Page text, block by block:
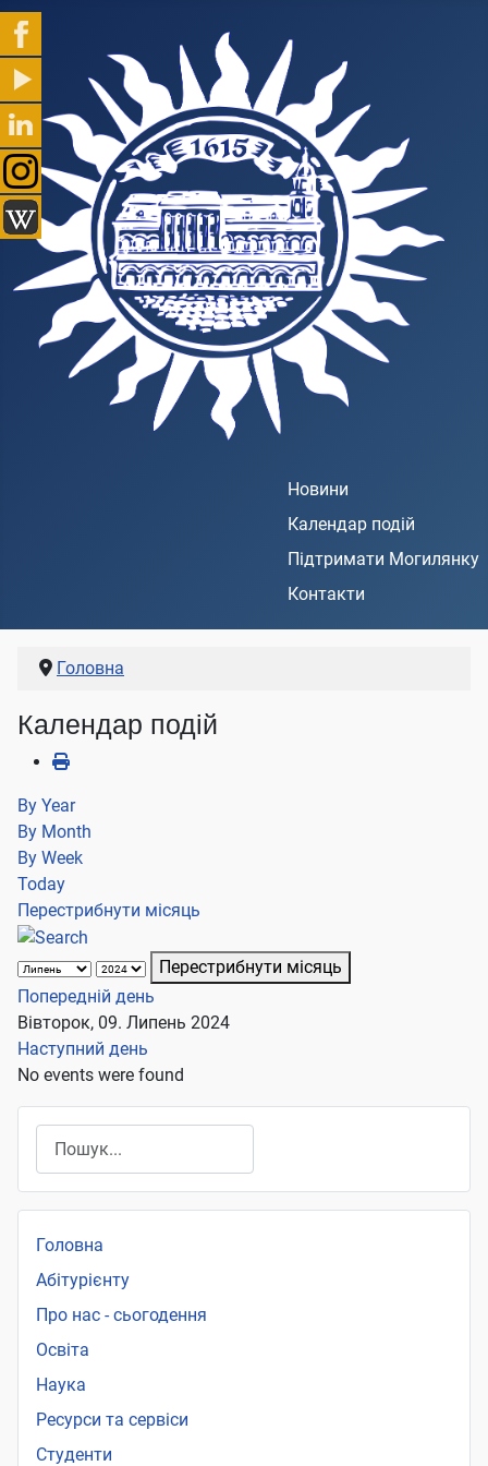
Новини
Календар подій
Підтримати Могилянку
Контакти
Головна
Календар подій
By Year
By Month
By Week
Today
Перестрибнути місяць
Перестрибнути місяць
Попередній день
Вівторок, 09. Липень 2024
Наступний день
No events were found
Головна
Абітурієнту
Про нас - сьогодення
Освіта
Наука
Ресурси та сервіси
Студенти